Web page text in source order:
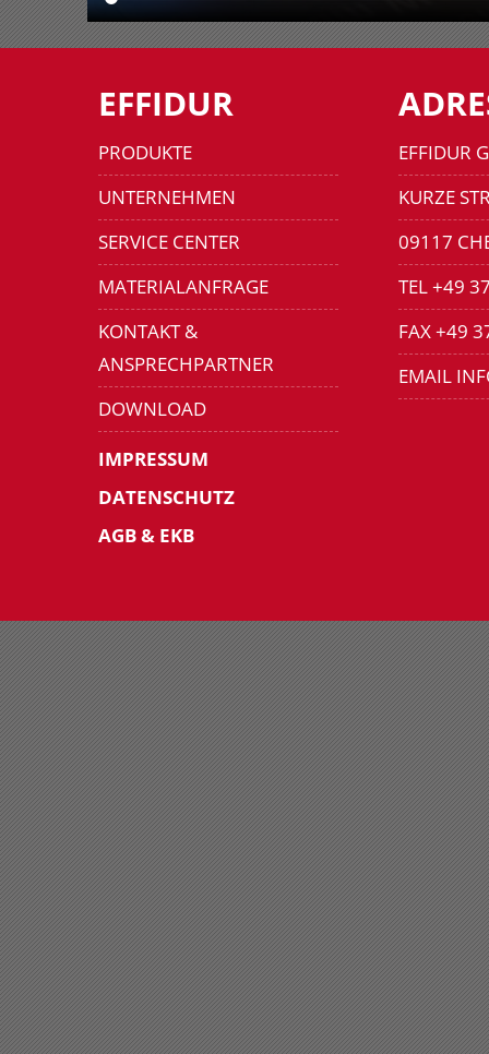
EFFIDUR
PRODUKTE
UNTERNEHMEN
SERVICE CENTER
MATERIALANFRAGE
KONTAKT &
ANSPRECHPARTNER
DOWNLOAD
IMPRESSUM
DATENSCHUTZ
AGB & EKB
EFFIDUR
KURZE
09117
TEL +49
FAX +49
EMAIL